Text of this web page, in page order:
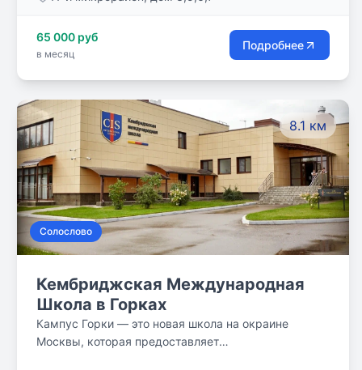
65 000 руб
в месяц
Подробнее
8.1 км
Солослово
Кембриджская Международная
Школа в Горках
Кампус Горки — это новая школа на окраине
Москвы, которая предоставляет